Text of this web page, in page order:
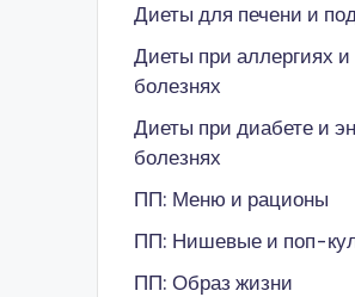
Диеты для печени и
Диеты при аллергиях
болезнях
Диеты при диабете и
болезнях
ПП: Меню и рационы
ПП: Нишевые и поп-
ПП: Образ жизни